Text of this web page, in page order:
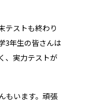
テストも終わり
3年生の皆さんは
、実力テストが
もいます。頑張